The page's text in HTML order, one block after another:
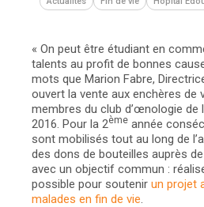
« On peut être étudiant en
talents au profit de bonnes
mots que Marion Fabre,
ouvert la vente aux enchères de
membres du club d’œnologie de
2016. Pour la 2ème année
sont mobilisés tout au long de
des dons de bouteilles auprès
avec un objectif commun :
possible pour soutenir un projet
malades en fin de vie.